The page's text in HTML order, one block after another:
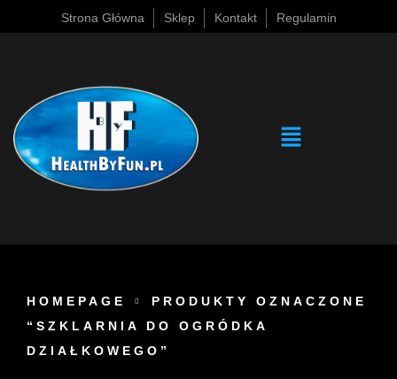
Strona Główna Sklep Kontakt Regulamin
HOMEPAGE
PRODUKTY OZNACZONE
“SZKLARNIA DO OGRÓDKA
DZIAŁKOWEGO”